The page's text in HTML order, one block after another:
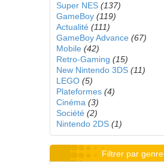
Super NES (137)
GameBoy (119)
Actualité (111)
GameBoy Advance (67)
Mobile (42)
Retro-Gaming (15)
New Nintendo 3DS (11)
LEGO (5)
Plateformes (4)
Cinéma (3)
Société (2)
Nintendo 2DS (1)
Filtrer par genre